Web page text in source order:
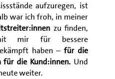
aufzuregen, ist
war ich froh, in meiner
zu finden,
mir für bessere
haben –für die
für die Kund:innen. Und
weiter.